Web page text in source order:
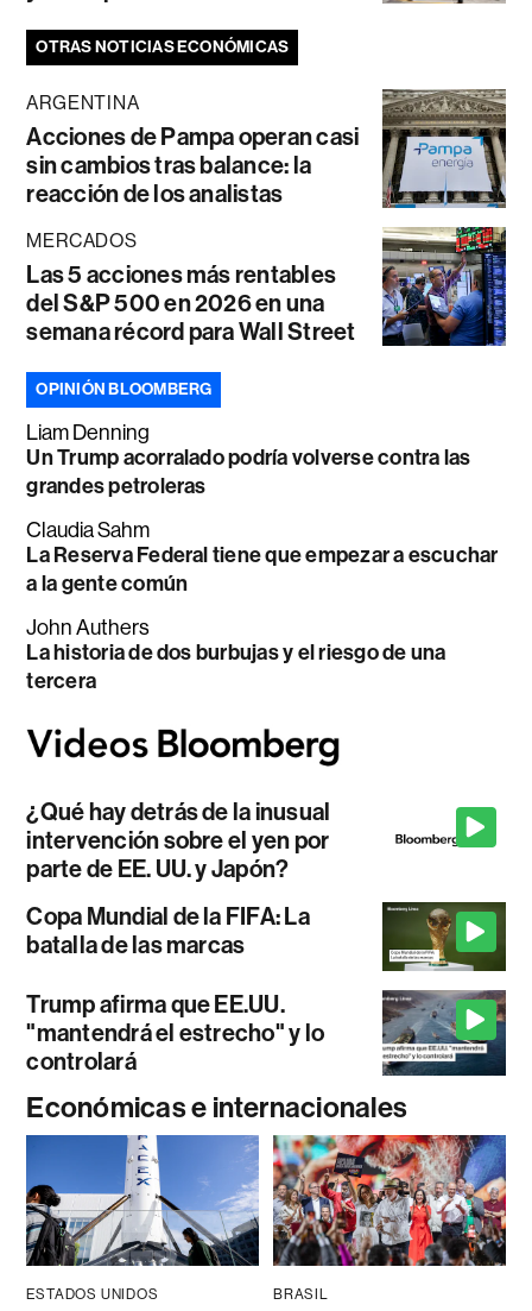
OTRAS NOTICIAS ECONÓMICAS
ARGENTINA
Acciones de Pampa operan casi
sin cambios tras balance: la
reacción de los analistas
MERCADOS
Las 5 acciones más rentables
del S&P 500 en 2026 en una
semana récord para Wall Street
OPINIÓN BLOOMBERG
Liam Denning
Un Trump acorralado podría volverse contra las
grandes petroleras
Claudia Sahm
La Reserva Federal tiene que empezar a escuchar
a la gente común
John Authers
La historia de dos burbujas y el riesgo de una
tercera
¿Qué hay detrás de la inusual
intervención sobre el yen por
parte de EE. UU. y Japón?
Copa Mundial de la FIFA: La
batalla de las marcas
Trump afirma que EE.UU.
"mantendrá el estrecho" y lo
controlará
Económicas e internacionales
ESTADOS UNIDOS BRASIL